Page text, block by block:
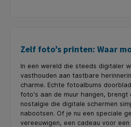
Zelf foto’s printen: Waar
In een wereld die steeds digitaler
vasthouden aan tastbare
charme. Echte fotoalbums
foto's aan de muur hangen, brengt
nostalgie die digitale schermen
nabootsen. Of je nu een speciale
vereeuwigen, een cadeau voor